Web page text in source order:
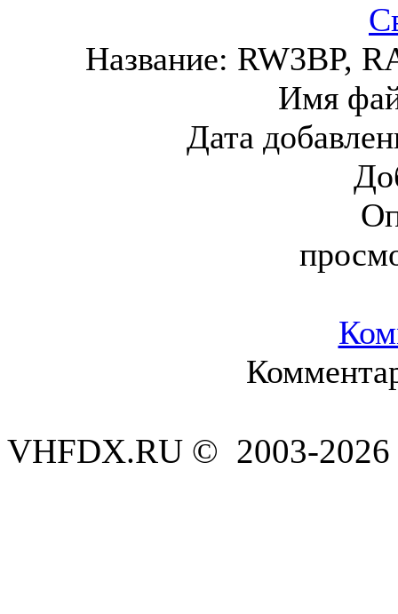
Название: RW3BP,
Имя
Дата
VHFDX.RU © 2003-2026